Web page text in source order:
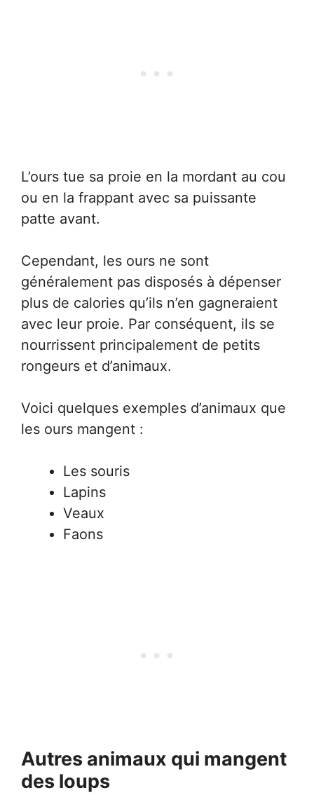
L’ours tue sa proie en la mordant au cou
ou en la frappant avec sa puissante
patte avant.
Cependant, les ours ne sont
généralement pas disposés à dépenser
plus de calories qu’ils n’en gagneraient
avec leur proie. Par conséquent, ils se
nourrissent principalement de petits
rongeurs et d’animaux.
Voici quelques exemples d’animaux que
les ours mangent :
Les souris
Lapins
Veaux
Faons
Autres animaux qui mangent
des loups